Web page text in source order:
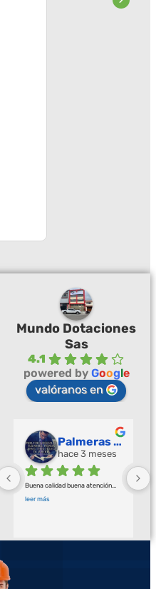
Mundo Dotaciones
Sas
4.1
powered by Google
valóranos en
Palmeras Doradas
hace 3 meses
Buena calidad buena atención
leer más